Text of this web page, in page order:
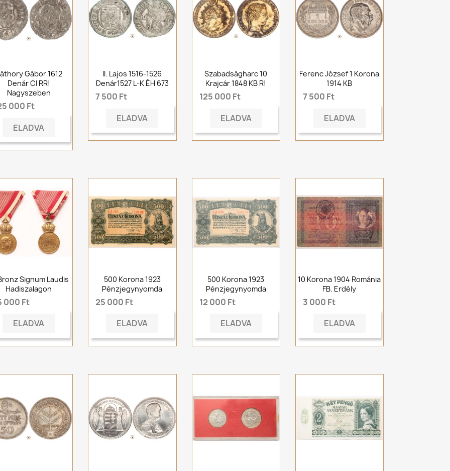
Gábor 1612
Denár CI RR!
Nagyszeben
000 Ft
ELADVA
II. Lajos 1516-1526
Denár1527 L-K ÉH 673
7 500 Ft
ELADVA
Szabadságharc 10
Krajcár 1848 KB R!
125 000 Ft
ELADVA
Ferenc József 1 Korona
1914 KB
7 500 Ft
ELADVA
Signum Laudis
Hadiszalagon
000 Ft
ELADVA
500 Korona 1923
Pénzjegynyomda
25 000 Ft
ELADVA
500 Korona 1923
Pénzjegynyomda
12 000 Ft
ELADVA
10 Korona 1904 Románia
FB. Erdély
3 000 Ft
ELADVA